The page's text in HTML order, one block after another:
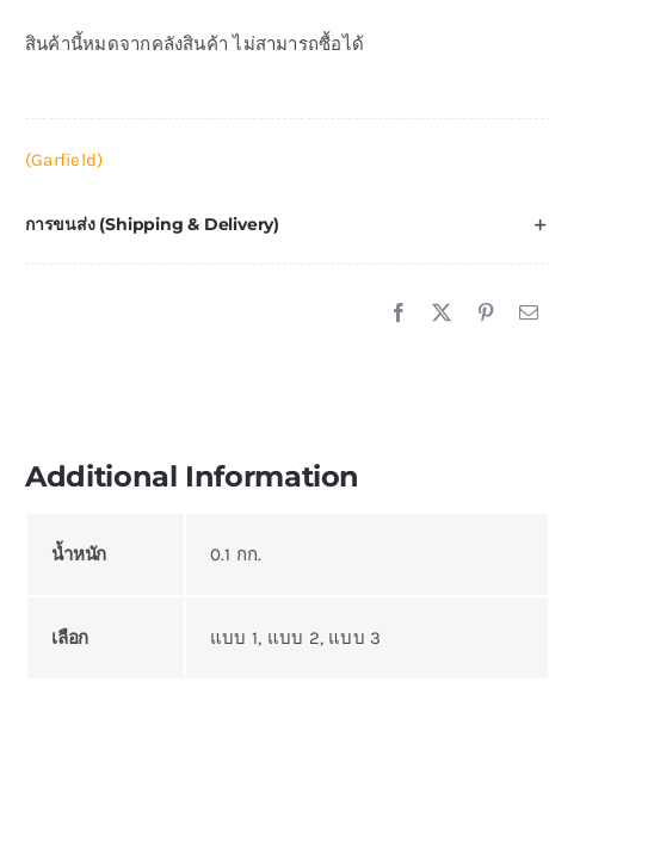
สินค้านี้หมดจากคลังสินค้า ไม่สามารถซื้อได้
(Garfield)
การขนส่ง (Shipping & Delivery)
Additional Information
น้ำหนัก 0.1 กก.
เลือก แบบ 1, แบบ 2, แบบ 3